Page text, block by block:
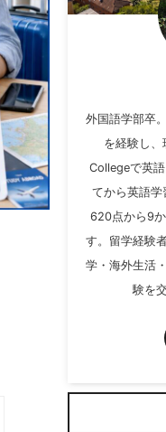
外国語学部卒
を経験し
Collegeで英
てから英語学
620点から9
す。留学経験
学・海外生活
験を